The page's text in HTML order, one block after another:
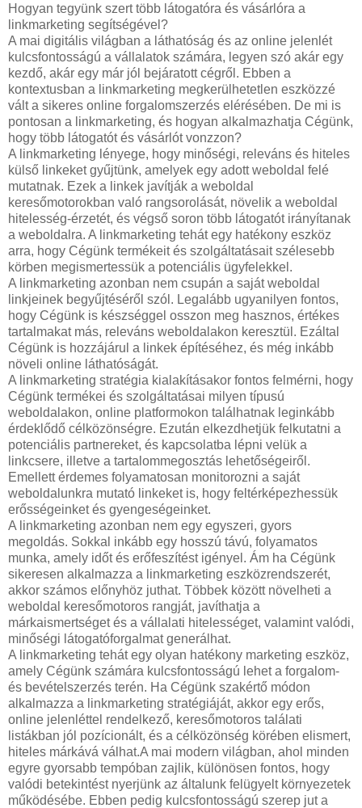
Hogyan tegyünk szert több látogatóra és vásárlóra a
linkmarketing segítségével?
A mai digitális világban a láthatóság és az online jelenlét
kulcsfontosságú a vállalatok számára, legyen szó akár egy
kezdő, akár egy már jól bejáratott cégről. Ebben a
kontextusban a linkmarketing megkerülhetetlen eszközzé
vált a sikeres online forgalomszerzés elérésében. De mi is
pontosan a linkmarketing, és hogyan alkalmazhatja Cégünk,
hogy több látogatót és vásárlót vonzzon?
A linkmarketing lényege, hogy minőségi, releváns és hiteles
külső linkeket gyűjtünk, amelyek egy adott weboldal felé
mutatnak. Ezek a linkek javítják a weboldal
keresőmotorokban való rangsorolását, növelik a weboldal
hitelesség-érzetét, és végső soron több látogatót irányítanak
a weboldalra. A linkmarketing tehát egy hatékony eszköz
arra, hogy Cégünk termékeit és szolgáltatásait szélesebb
körben megismertessük a potenciális ügyfelekkel.
A linkmarketing azonban nem csupán a saját weboldal
linkjeinek begyűjtéséről szól. Legalább ugyanilyen fontos,
hogy Cégünk is készséggel osszon meg hasznos, értékes
tartalmakat más, releváns weboldalakon keresztül. Ezáltal
Cégünk is hozzájárul a linkek építéséhez, és még inkább
növeli online láthatóságát.
A linkmarketing stratégia kialakításakor fontos felmérni, hogy
Cégünk termékei és szolgáltatásai milyen típusú
weboldalakon, online platformokon találhatnak leginkább
érdeklődő célközönségre. Ezután elkezdhetjük felkutatni a
potenciális partnereket, és kapcsolatba lépni velük a
linkcsere, illetve a tartalommegosztás lehetőségeiről.
Emellett érdemes folyamatosan monitorozni a saját
weboldalunkra mutató linkeket is, hogy feltérképezhessük
erősségeinket és gyengeségeinket.
A linkmarketing azonban nem egy egyszeri, gyors
megoldás. Sokkal inkább egy hosszú távú, folyamatos
munka, amely időt és erőfeszítést igényel. Ám ha Cégünk
sikeresen alkalmazza a linkmarketing eszközrendszerét,
akkor számos előnyhöz juthat. Többek között növelheti a
weboldal keresőmotoros rangját, javíthatja a
márkaismertséget és a vállalati hitelességet, valamint valódi,
minőségi látogatóforgalmat generálhat.
A linkmarketing tehát egy olyan hatékony marketing eszköz,
amely Cégünk számára kulcsfontosságú lehet a forgalom-
és bevételszerzés terén. Ha Cégünk szakértő módon
alkalmazza a linkmarketing stratégiáját, akkor egy erős,
online jelenléttel rendelkező, keresőmotoros találati
listákban jól pozícionált, és a célközönség körében elismert,
hiteles márkává válhat.A mai modern világban, ahol minden
egyre gyorsabb tempóban zajlik, különösen fontos, hogy
valódi betekintést nyerjünk az általunk felügyelt környezetek
működésébe. Ebben pedig kulcsfontosságú szerep jut a